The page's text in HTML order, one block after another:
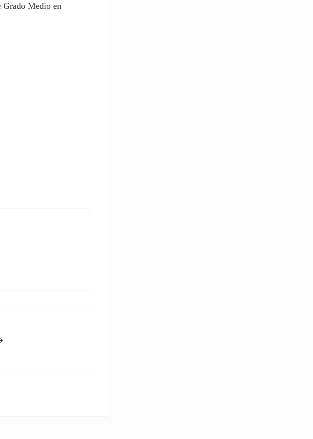
Grado Medio en